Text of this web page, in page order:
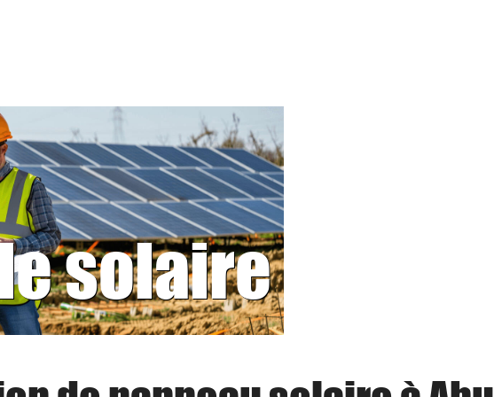
solaire